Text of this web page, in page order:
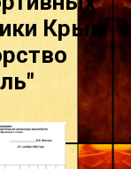
Крым